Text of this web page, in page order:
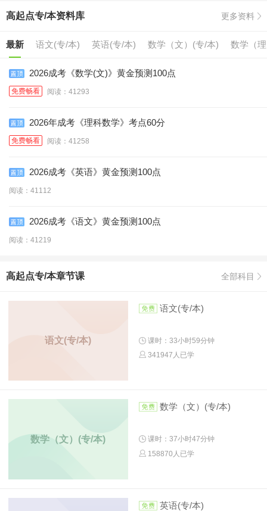
高起点专/本资料库 更多资料
最新 语文(专/本) 英语(专/本) 数学（文）(专/本) 数学（
2026成考《数学(文)》黄金预测100点
免费畅看 阅读：41293
2026年成考《理科数学》考点60分
免费畅看 阅读：41258
2026成考《英语》黄金预测100点
阅读：41112
2026成考《语文》黄金预测100点
阅读：41219
高起点专/本章节课 全部科目
语文(专/本)
语文(专/本)
课时：33小时59分钟
341947人已学
数学（文）(专/本)
数学（文）(专/本)
课时：37小时47分钟
158870人已学
英语(专/本)